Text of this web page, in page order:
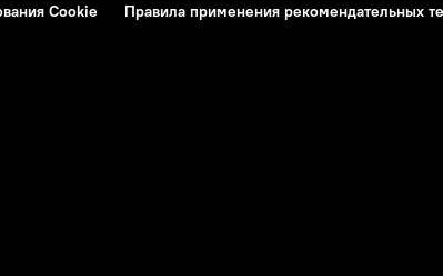
Cookie
Правила применения рекомендательных